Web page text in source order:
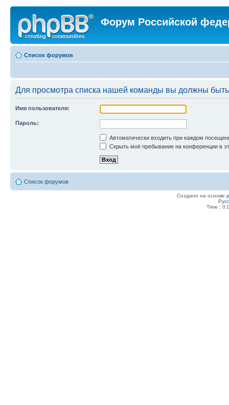
Форум Российской
Список форумов
Для просмотра списка нашей команды вы должны
Имя пользователя:
Пароль:
Автоматически входить при каждом
Скрыть моё пребывание на конференции в
Список форумов
Создано на основе
Time :